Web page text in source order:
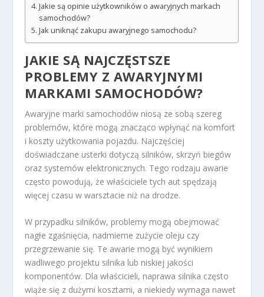
Jakie są opinie użytkowników o awaryjnych markach
samochodów?
Jak uniknąć zakupu awaryjnego samochodu?
JAKIE SĄ NAJCZĘSTSZE
PROBLEMY Z AWARYJNYMI
MARKAMI SAMOCHODÓW?
Awaryjne marki samochodów niosą ze sobą szereg
problemów, które mogą znacząco wpłynąć na komfort
i koszty użytkowania pojazdu. Najczęściej
doświadczane usterki dotyczą silników, skrzyń biegów
oraz systemów elektronicznych. Tego rodzaju awarie
często powodują, że właściciele tych aut spędzają
więcej czasu w warsztacie niż na drodze.
W przypadku silników, problemy mogą obejmować
nagłe zgaśnięcia, nadmierne zużycie oleju czy
przegrzewanie się. Te awarie mogą być wynikiem
wadliwego projektu silnika lub niskiej jakości
komponentów. Dla właścicieli, naprawa silnika często
wiąże się z dużymi kosztami, a niekiedy wymaga nawet